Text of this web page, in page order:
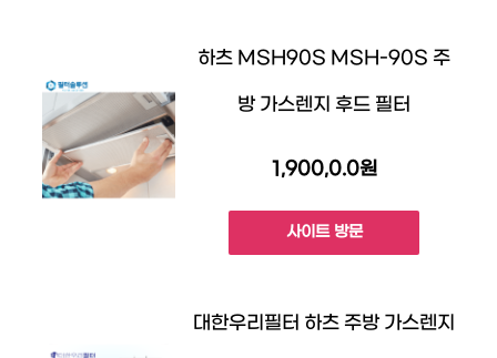
하츠 MSH90S MSH-90S 주
방 가스렌지 후드 필터
1,900,0.0원
사이트 방문
대한우리필터 하츠 주방 가스렌지